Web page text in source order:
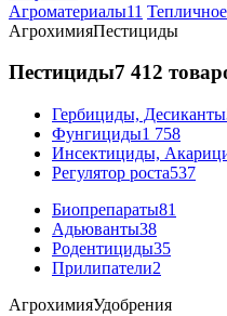
Агроматериалы11
АгрохимияПестициды
Пестициды7 412
Гербициды, Десиканты
Фунгициды1 758
Инсектициды,
Регулятор роста537
Биопрепараты81
Адьюванты38
Родентициды35
Прилипатели2
АгрохимияУдобрения